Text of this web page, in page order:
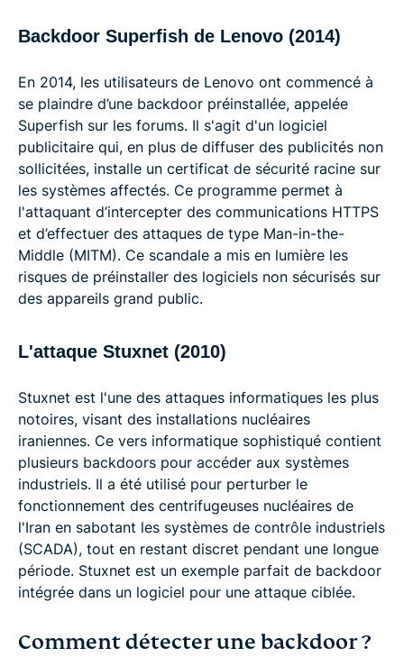
Backdoor Superfish de Lenovo (2014)
En 2014, les utilisateurs de Lenovo ont commencé à
se plaindre d’une backdoor préinstallée, appelée
Superfish sur les forums. Il s'agit d'un logiciel
publicitaire qui, en plus de diffuser des publicités non
sollicitées, installe un certificat de sécurité racine sur
les systèmes affectés. Ce programme permet à
l'attaquant d’intercepter des communications HTTPS
et d’effectuer des attaques de type Man-in-the-
Middle (MITM). Ce scandale a mis en lumière les
risques de préinstaller des logiciels non sécurisés sur
des appareils grand public.
L'attaque Stuxnet (2010)
Stuxnet est l'une des attaques informatiques les plus
notoires, visant des installations nucléaires
iraniennes. Ce vers informatique sophistiqué contient
plusieurs backdoors pour accéder aux systèmes
industriels. Il a été utilisé pour perturber le
fonctionnement des centrifugeuses nucléaires de
l'Iran en sabotant les systèmes de contrôle industriels
(SCADA), tout en restant discret pendant une longue
période. Stuxnet est un exemple parfait de backdoor
intégrée dans un logiciel pour une attaque ciblée.
Comment détecter une backdoor ?